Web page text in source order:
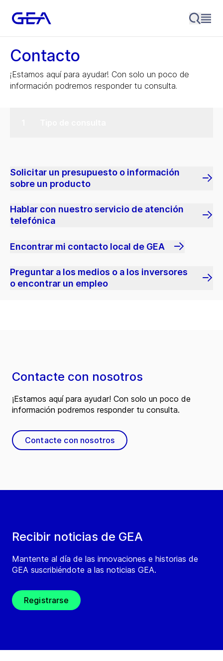
Contacto
¡Estamos aquí para ayudar! Con solo un poco de
información podremos responder tu consulta.
Solicitar un presupuesto o información
sobre un producto
Hablar con nuestro servicio de atención
telefónica
Encontrar mi contacto local de GEA
Preguntar a los medios o a los inversores
o encontrar un empleo
Recibir noticias de GEA
Mantente al día de las innovaciones e historias de
GEA suscribiéndote a las noticias GEA.
Registrarse
Contacte con nosotros
¡Estamos aquí para ayudar! Con solo un poco de
información podremos responder tu consulta.
Contacte con nosotros